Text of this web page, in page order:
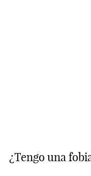
¿Tengo una